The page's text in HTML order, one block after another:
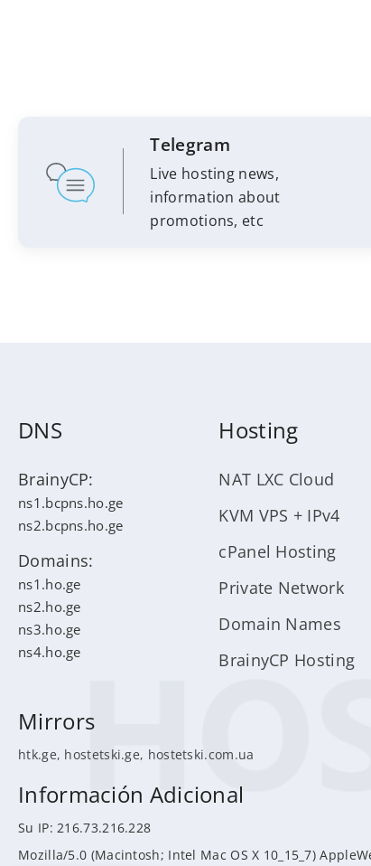
Telegram
Live hosting news,
information about
promotions, etc
DNS
BrainyCP:
ns1.bcpns.ho.ge
ns2.bcpns.ho.ge
Domains:
ns1.ho.ge
ns2.ho.ge
ns3.ho.ge
ns4.ho.ge
Hosting
NAT LXC Cloud
KVM VPS + IPv4
cPanel Hosting
Private Network
Domain Names
BrainyCP Hosting
Mirrors
htk.ge, hostetski.ge, hostetski.com.ua
Información Adicional
Su IP: 216.73.216.228
Mozilla/5.0 (Macintosh; Intel Mac OS X 10_15_7)